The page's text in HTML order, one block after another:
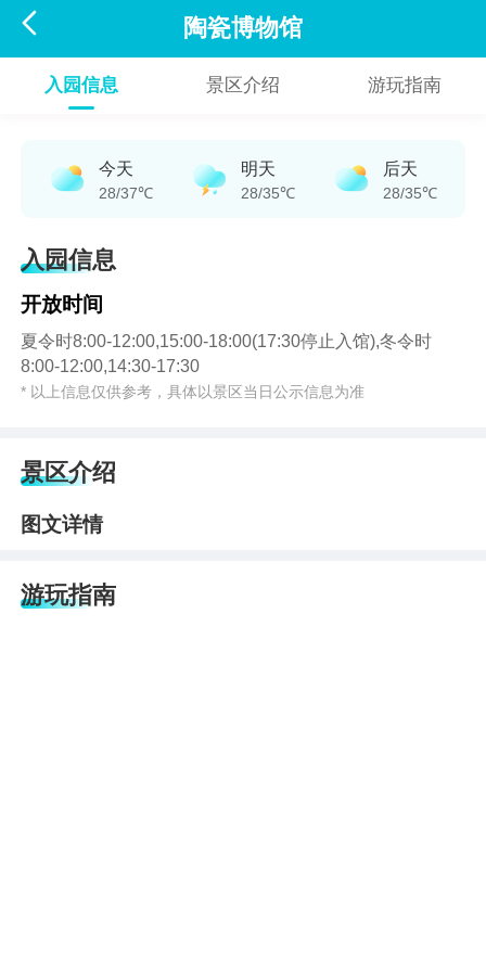
 陶瓷博物馆
入园信息 景区介绍 游玩指南
今天
28/37℃
明天
28/35℃
后天
28/35℃
入园信息
开放时间
夏令时8:00-12:00,15:00-18:00(17:30停止入馆),冬令时
8:00-12:00,14:30-17:30
* 以上信息仅供参考，具体以景区当日公示信息为准
景区介绍
图文详情
游玩指南